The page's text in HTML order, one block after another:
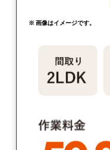
※ 画像はイメージです。